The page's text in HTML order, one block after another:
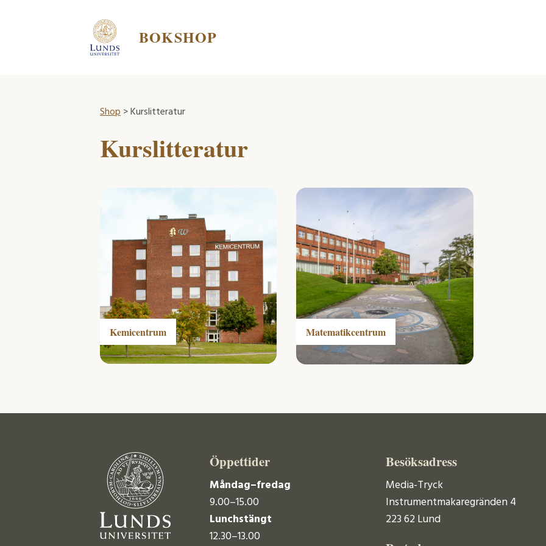
BOKSHOP
Shop> Kurslitteratur
Kurslitteratur
Kemicentrum Matematikcentrum
Öppettider
Måndag–fredag
9.00–15.00
Lunchstängt
12.30–13.00
Besöksadress
Media-Tryck
Instrumentmakaregränden 4
223 62 Lund